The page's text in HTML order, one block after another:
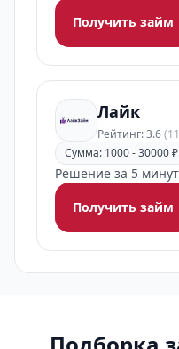
Получить займ
Лайк
Рейтинг: 3.6
Сумма: 1000 - 30000 ₽
Решение за 5 минут
Получить займ